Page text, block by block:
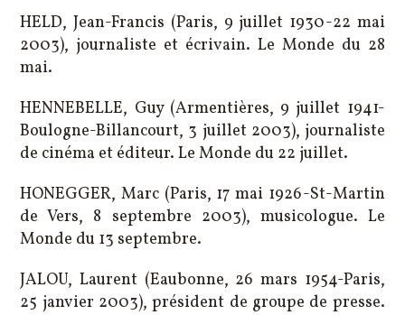
HELD, Jean-Francis (Paris, 9 juillet 1930-22 mai
2003), journaliste et écrivain. Le Monde du 28
mai.
HENNEBELLE, Guy (Armentières, 9 juillet 1941-
Boulogne-Billancourt, 3 juillet 2003), journaliste
de cinéma et éditeur. Le Monde du 22 juillet.
HONEGGER, Marc (Paris, 17 mai 1926-St-Martin
de Vers, 8 septembre 2003), musicologue. Le
Monde du 13 septembre.
JALOU, Laurent (Eaubonne, 26 mars 1954-Paris,
25 janvier 2003), président de groupe de presse.